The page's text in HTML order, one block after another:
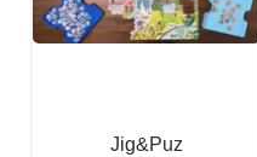
Jig&Puz